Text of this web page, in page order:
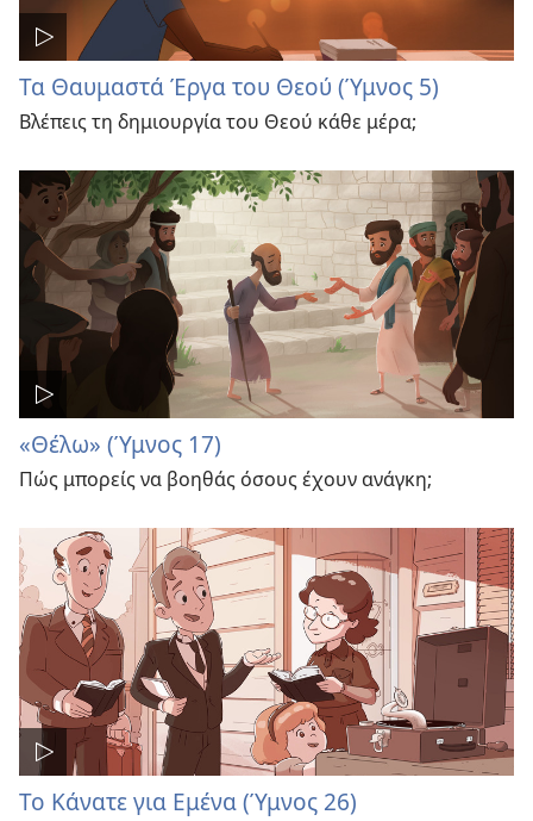
Τα Θαυμαστά Έργα του Θεού (Ύμνος 5)
Βλέπεις τη δημιουργία του Θεού κάθε μέρα;
«Θέλω» (Ύμνος 17)
Πώς μπορείς να βοηθάς όσους έχουν ανάγκη;
Το Κάνατε για Εμένα (Ύμνος 26)